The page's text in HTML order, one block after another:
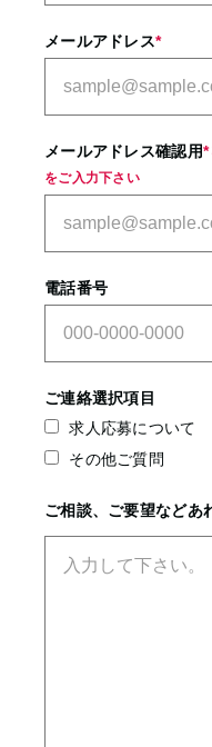
メールアドレス*
メールアドレス確認用*
をご入力下さい
電話番号
ご連絡選択項目
求人応募について
その他ご質問
ご相談、ご要望などあ